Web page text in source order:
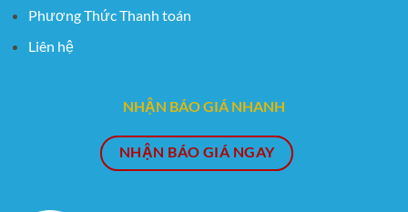
Phương Thức Thanh toán
Liên hệ
NHẬN BÁO GIÁ NHANH
NHẬN BÁO GIÁ NGAY